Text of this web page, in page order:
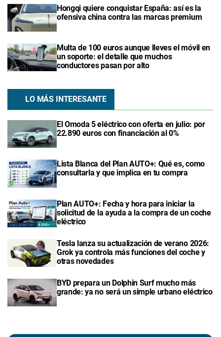
Hongqi quiere conquistar España: así es la
ofensiva china contra las marcas premium
Multa de 100 euros aunque lleves el móvil en
un soporte: el detalle que muchos
conductores pasan por alto
LO MÁS INTERESANTE
El Omoda 5 eléctrico con oferta en julio: por
22.890 euros con financiación al 0%
Lista Blanca del Plan AUTO+: Qué es, como
consultarla y que implica en tu compra
Plan AUTO+: Fecha y hora para iniciar la
solicitud de la ayuda a la compra de un coche
eléctrico
Tesla lanza su actualización de verano 2026:
Grok ya controla más funciones del coche y
otras novedades
BYD prepara un Dolphin Surf mucho más
grande: ya no será un simple urbano eléctrico